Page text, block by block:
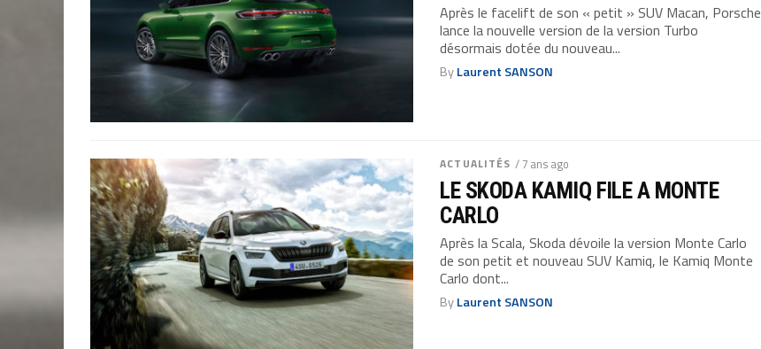
Après le facelift de son « petit » SUV Macan, Porsche
lance la nouvelle version de la version Turbo
désormais dotée du nouveau...
ByLaurent SANSON
ACTUALITÉS / 7 ans ago
LE SKODA KAMIQ FILE A MONTE
CARLO
Après la Scala, Skoda dévoile la version Monte Carlo
de son petit et nouveau SUV Kamiq, le Kamiq Monte
Carlo dont...
ByLaurent SANSON